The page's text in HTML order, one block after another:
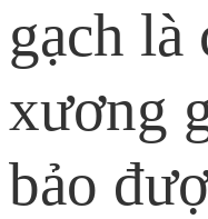
gạch là
xương
bảo